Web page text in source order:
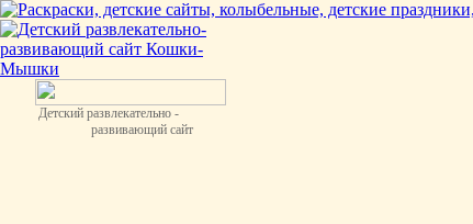
Детский развлекательно -
развивающий сайт